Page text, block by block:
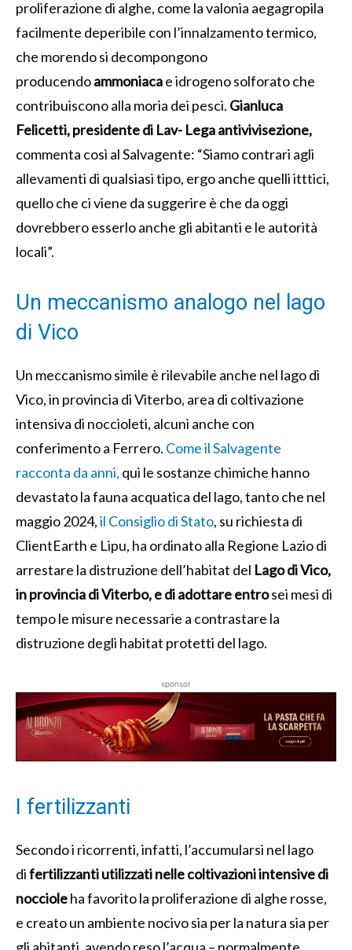
proliferazione di alghe, come la valonia aegagropila
facilmente deperibile con l’innalzamento termico,
che morendo si decompongono
producendoammoniacae idrogeno solforato che
contribuiscono alla moria dei pesci. Gianluca
Felicetti, presidente di Lav- Lega antivivisezione,
commenta così al Salvagente: “Siamo contrari agli
allevamenti di qualsiasi tipo, ergo anche quelli itttici,
quello che ci viene da suggerire è che da oggi
dovrebbero esserlo anche gli abitanti e le autorità
locali”.
Un meccanismo analogo nel lago
di Vico
Un meccanismo simile è rilevabile anche nel lago di
Vico, in provincia di Viterbo, area di coltivazione
intensiva di noccioleti, alcuni anche con
conferimento a Ferrero. Come il Salvagente
racconta da anni, qui le sostanze chimiche hanno
devastato la fauna acquatica del lago, tanto che nel
maggio 2024,il Consiglio di Stato, su richiesta di
ClientEarth e Lipu, ha ordinato alla Regione Lazio di
arrestare la distruzione dell’habitat del Lago di Vico,
in provincia di Viterbo, e di adottare entrosei mesi di
tempo le misure necessarie a contrastare la
distruzione degli habitat protetti del lago.
sponsor
I fertilizzanti
Secondo i ricorrenti, infatti, l’accumularsi nel lago
difertilizzanti utilizzati nelle coltivazioni intensive di
noccioleha favorito la proliferazione di alghe rosse,
e creato un ambiente nocivo sia per la natura sia per